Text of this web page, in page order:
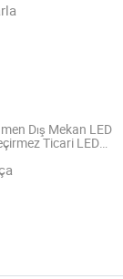
Dış Mekan LED
Ticari LED